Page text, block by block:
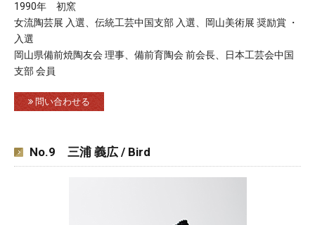
1990年 初窯
女流陶芸展 入選、伝統工芸中国支部 入選、岡山美術展 奨励賞 ・
入選
岡山県備前焼陶友会 理事、備前育陶会 前会長、日本工芸会中国
支部 会員
問い合わせる
No.9 三浦 義広 / Bird